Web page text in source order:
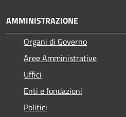
AMMINISTRAZIONE
Organi di Governo
Aree Amministrative
Uffici
Enti e fondazioni
Politici